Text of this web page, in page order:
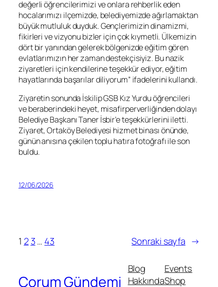
değerli öğrencilerimizi ve onlara rehberlik eden
hocalarımızı ilçemizde, belediyemizde ağırlamaktan
büyük mutluluk duyduk. Gençlerimizin dinamizmi,
fikirleri ve vizyonu bizler için çok kıymetli. Ülkemizin
dört bir yanından gelerek bölgenizde eğitim gören
evlatlarımızın her zaman destekçisiyiz. Bu nazik
ziyaretleri için kendilerine teşekkür ediyor, eğitim
hayatlarında başarılar diliyorum” ifadelerini kullandı.
Ziyaretin sonunda İskilip GSB Kız Yurdu öğrencileri
ve beraberindeki heyet, misafirperverliğinden dolayı
Belediye Başkanı Taner İsbir’e teşekkürlerini iletti.
Ziyaret, Ortaköy Belediyesi hizmet binası önünde,
günün anısına çekilen toplu hatıra fotoğrafı ile son
buldu.
12/06/2026
1 2 3… 43 Sonraki sayfa →
Çorum Gündemi
Blog
Hakkında
Events
Shop